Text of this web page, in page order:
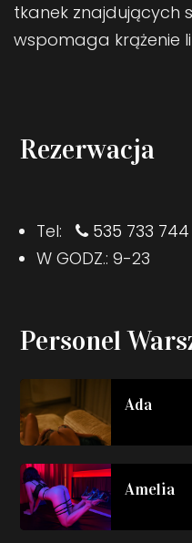
tkanek znajdujących
wspomaga krążenie
Rezerwacja
Tel:
535 733 744
W GODZ.: 9-23
Personel
Ada
Amelia